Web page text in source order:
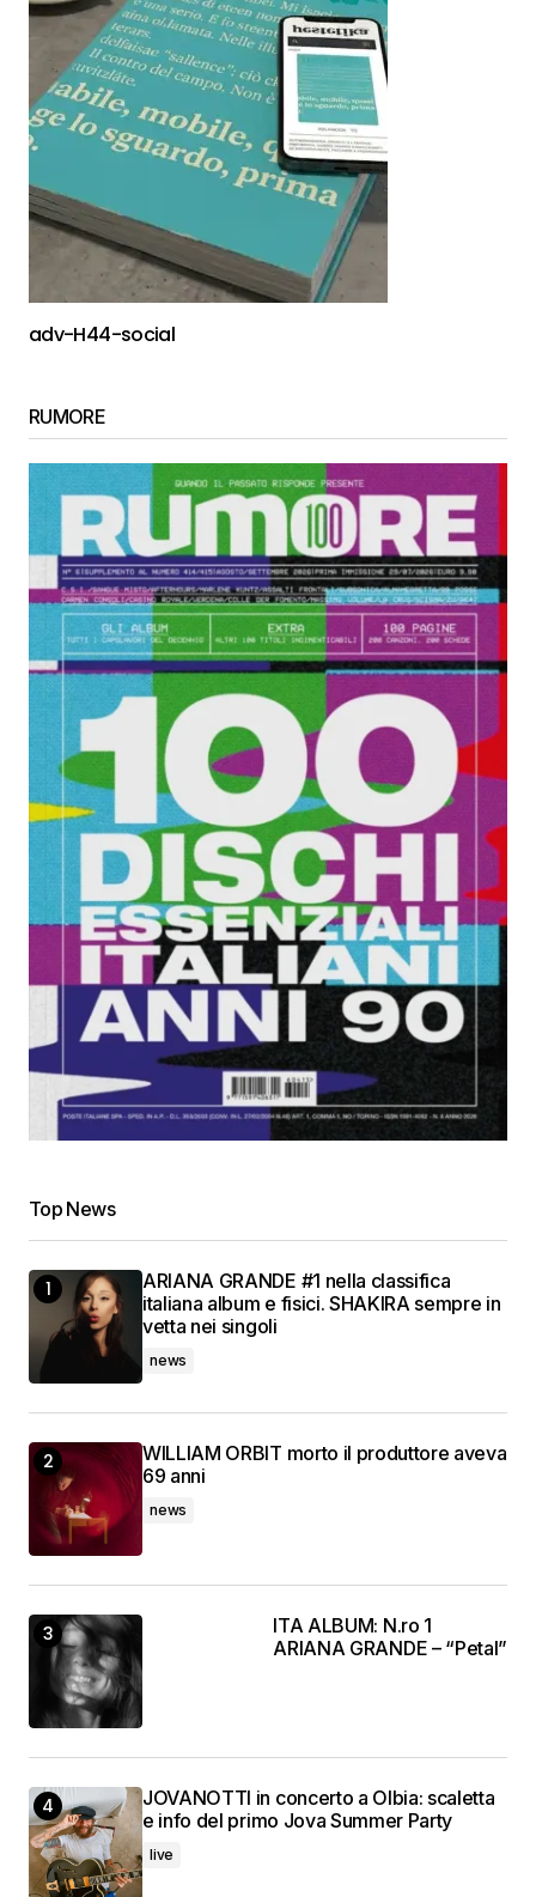
adv-H44-social
RUMORE
Top News
ARIANA GRANDE #1 nella classifica
italiana album e fisici. SHAKIRA sempre in
vetta nei singoli
news
WILLIAM ORBIT morto il produttore aveva
69 anni
news
ITA ALBUM: N.ro 1
ARIANA GRANDE – “Petal”
JOVANOTTI in concerto a Olbia: scaletta
e info del primo Jova Summer Party
live